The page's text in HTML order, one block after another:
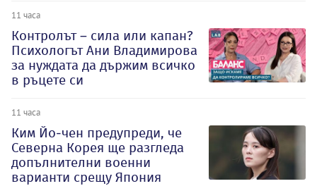
11 часа
Контролът – сила или капан?
Психологът Ани Владимирова
за нуждата да държим всичко
в ръцете си
11 часа
Ким Йо-чен предупреди, че
Северна Корея ще разгледа
допълнителни военни
варианти срещу Япония